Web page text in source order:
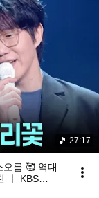
27:17
름 🥰 역대
ㅣ KBS